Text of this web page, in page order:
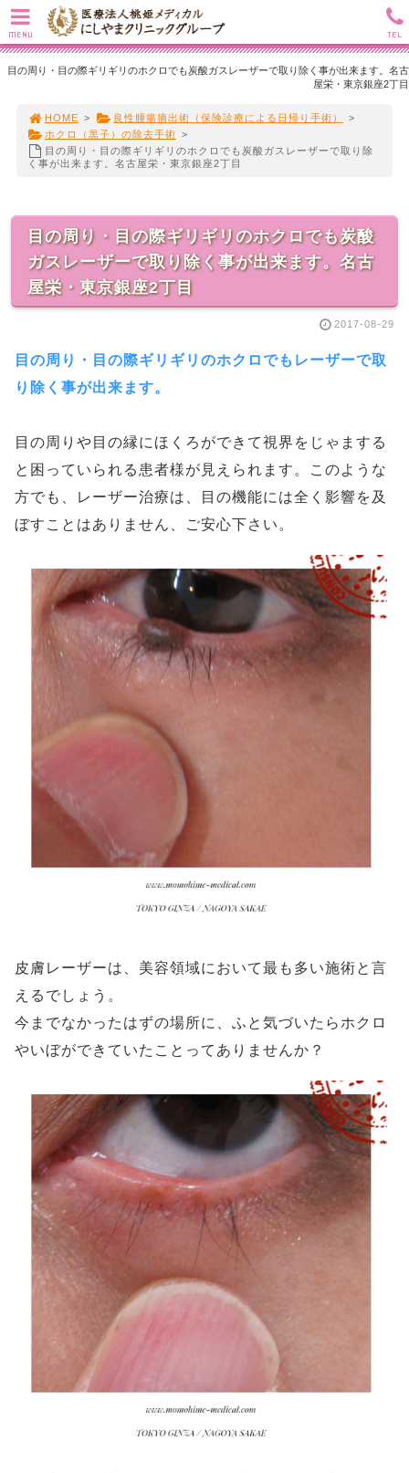
目の周り・目の際ギリギリのホクロでも炭酸ガスレーザーで取り除く事が出来ます。名古
屋栄・東京銀座2丁目
HOME > 良性腫瘍摘出術（保険診療による日帰り手術）
>
ホクロ（黒子）の除去手術 >
目の周り・目の際ギリギリのホクロでも炭酸ガスレーザーで取り除
く事が出来ます。名古屋栄・東京銀座2丁目
目の周り・目の際ギリギリのホクロでも炭酸
ガスレーザーで取り除く事が出来ます。名古
屋栄・東京銀座2丁目
2017-08-29
目の周り・目の際ギリギリのホクロでもレーザーで取
り除く事が出来ます。
目の周りや目の縁にほくろができて視界をじゃまする
と困っていられる患者様が見えられます。このような
方でも、レーザー治療は、目の機能には全く影響を及
ぼすことはありません、ご安心下さい。
皮膚レーザーは、美容領域において最も多い施術と言
えるでしょう。
今までなかったはずの場所に、ふと気づいたらホクロ
やいぼができていたことってありませんか？
MENU TEL